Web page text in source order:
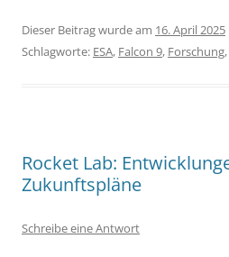
Dieser Beitrag wurde am 16. April 2025
Schlagworte: ESA, Falcon 9, Forschung,
Rocket Lab:
Zukunftspläne
Schreibe eine Antwort